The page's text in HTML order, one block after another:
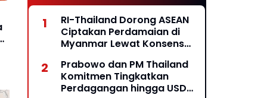
RI-Thailand Dorong ASEAN
Ciptakan Perdamaian di
Myanmar Lewat Konsensus
Prabowo dan PM Thailand
Komitmen Tingkatkan
Perdagangan hingga USD